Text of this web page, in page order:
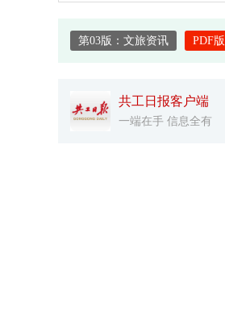
第03版：文旅资讯 PDF
共工日报客户端
一端在手 信息全有